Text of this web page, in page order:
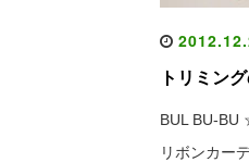
トリミン
BUL BU-
リボンカー